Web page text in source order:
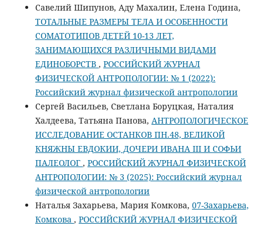
Савелий Шипунов, Аду Махалин, Елена Година,
ТОТАЛЬНЫЕ РАЗМЕРЫ ТЕЛА И ОСОБЕННОСТИ
СОМАТОТИПОВ ДЕТЕЙ 10-13 ЛЕТ,
ЗАНИМАЮЩИХСЯ РАЗЛИЧНЫМИ ВИДАМИ
ЕДИНОБОРСТВ , РОССИЙСКИЙ ЖУРНАЛ
ФИЗИЧЕСКОЙ АНТРОПОЛОГИИ: № 1 (2022):
Российский журнал физической антропологии
Сергей Васильев, Светлана Боруцкая, Наталия
Халдеева, Татьяна Панова, АНТРОПОЛОГИЧЕСКОЕ
ИССЛЕДОВАНИЕ ОСТАНКОВ ПН.48, ВЕЛИКОЙ
КНЯЖНЫ ЕВДОКИИ, ДОЧЕРИ ИВАНА III И СОФЬИ
ПАЛЕОЛОГ , РОССИЙСКИЙ ЖУРНАЛ ФИЗИЧЕСКОЙ
АНТРОПОЛОГИИ: № 3 (2025): Российский журнал
физической антропологии
Наталья Захарьева, Мария Комкова, 07-Захарьева,
Комкова , РОССИЙСКИЙ ЖУРНАЛ ФИЗИЧЕСКОЙ